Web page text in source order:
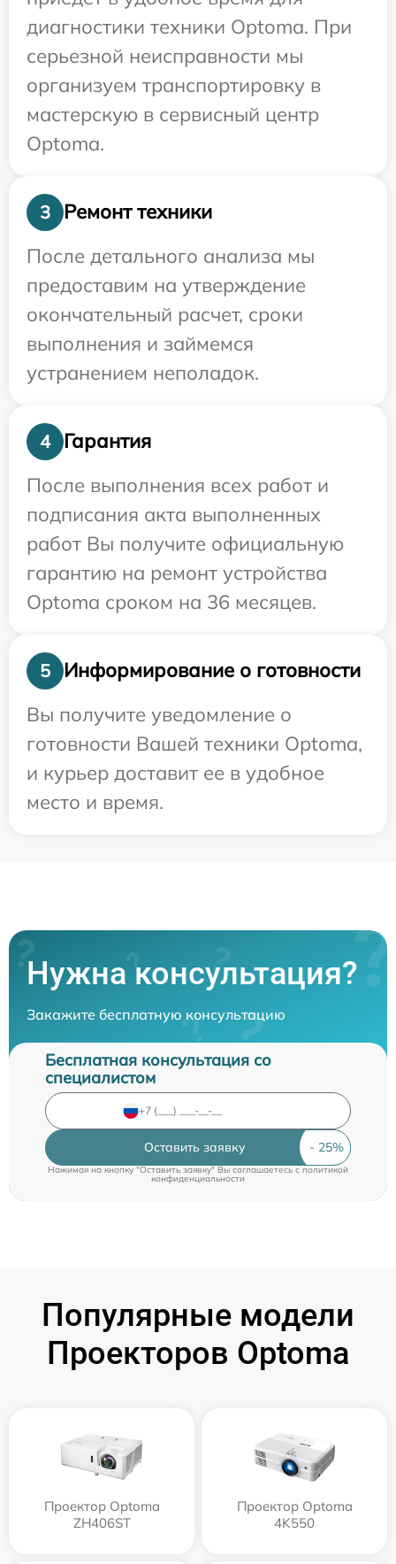
диагностики техники Optoma. При
серьезной неисправности мы
организуем транспортировку в
мастерскую в сервисный центр
Optoma.
3
Ремонт техники
После детального анализа мы
предоставим на утверждение
окончательный расчет, сроки
выполнения и займемся
устранением неполадок.
4
Гарантия
После выполнения всех работ и
подписания акта выполненных
работ Вы получите официальную
гарантию на ремонт устройства
Optoma сроком на 36 месяцев.
5
Информирование о готовности
Вы получите уведомление о
готовности Вашей техники Optoma,
и курьер доставит ее в удобное
место и время.
Нужна консультация?
Закажите бесплатную консультацию
Бесплатная консультация со
специалистом
Оставить заявку
Нажимая на кнопку "Оставить заявку" Вы соглашаетесь cполитикой
конфиденциальности
Популярные модели
Проекторов Optoma
Проектор Optoma
ZH406ST
Проектор Optoma
4K550